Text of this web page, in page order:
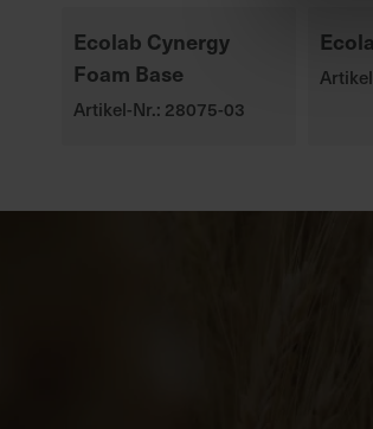
Ecolab Cynergy
Foam Base
Artikel-Nr.: 28075-03